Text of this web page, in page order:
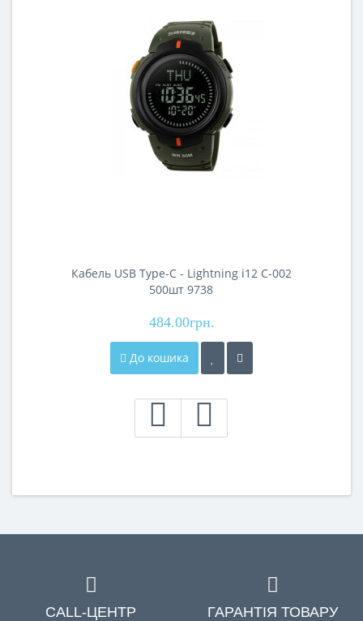
Кабель USB Type-C - Lightning i12 C-002
500шт 9738
484.00грн.
До кошика
CALL-ЦЕНТР ГАРАНТІЯ ТОВАРУ